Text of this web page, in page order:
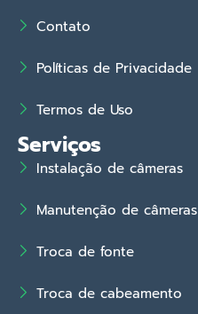
Contato
Políticas de Privacidade
Termos de Uso
Serviços
Instalação de câmeras
Manutenção de câmeras
Troca de fonte
Troca de cabeamento